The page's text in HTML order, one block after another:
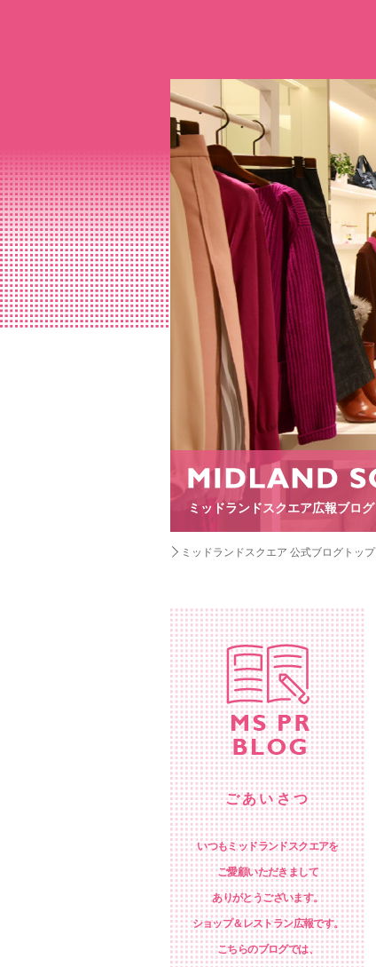
ミッドランドスクエア広報ブログ
ミッドランドスクエア 公式ブログトップ
ごあいさつ
いつもミッドランドスクエアを
ご愛顧いただきまして
ありがとうございます。
ショップ＆レストラン広報です。
こちらのブログでは、